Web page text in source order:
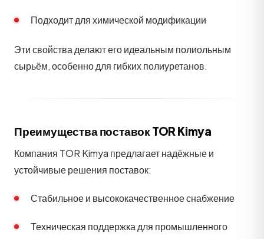
Подходит для химической модификации
Эти свойства делают его идеальным полиольным
сырьём, особенно для гибких полиуретанов.
Преимущества поставок TOR Kimya
Компания TOR Kimya предлагает надёжные и
устойчивые решения поставок:
Стабильное и высококачественное снабжение
Техническая поддержка для промышленного